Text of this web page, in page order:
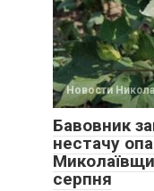
Новости
Бавовник
нестачу
серпня